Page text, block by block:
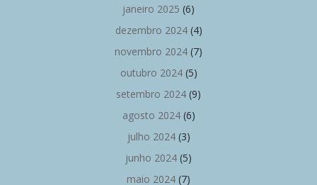
janeiro 2025 (6)
dezembro 2024(4)
novembro 2024 (7)
outubro 2024(5)
setembro 2024 (9)
agosto 2024(6)
julho 2024(3)
junho 2024 (5)
maio 2024 (7)